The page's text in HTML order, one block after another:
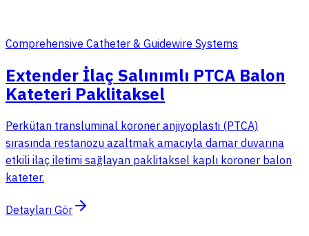
Comprehensive Catheter & Guidewire Systems
Extender İlaç Salınımlı PTCA Balon
Kateteri Paklitaksel
Perkütan transluminal koroner anjiyoplasti (PTCA)
sırasında restanozu azaltmak amacıyla damar duvarına
etkili ilaç iletimi sağlayan paklitaksel kaplı koroner balon
kateter.
Detayları Gör